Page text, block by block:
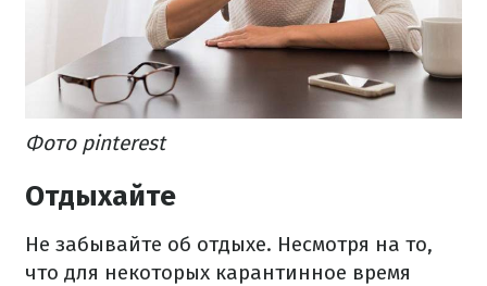
Фото pinterest
Отдыхайте
Не забывайте об отдыхе. Несмотря на то,
что для некоторых карантинное время